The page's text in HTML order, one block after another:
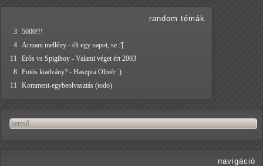
random témák
3 5000!!!
4 Armani mellény - élt egy napot, se :'[
11
Erős vs Spigiboy - Valami véget ért 2003
8 Fotós kiadvány? - Haszpra Olivér :)
11
Komment-egybeolvasztás (todo)
navigáció